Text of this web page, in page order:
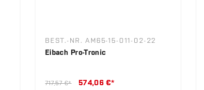
BEST.-NR. AM65-15-011-02-22
Eibach Pro-Tronic
717,57 €* 574,06 €*